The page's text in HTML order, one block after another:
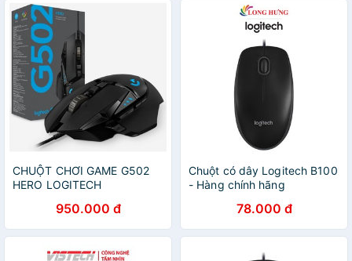
CHUỘT CHƠI GAME G502
HERO LOGITECH
950.000 đ
Chuột có dây Logitech B100
- Hàng chính hãng
78.000 đ